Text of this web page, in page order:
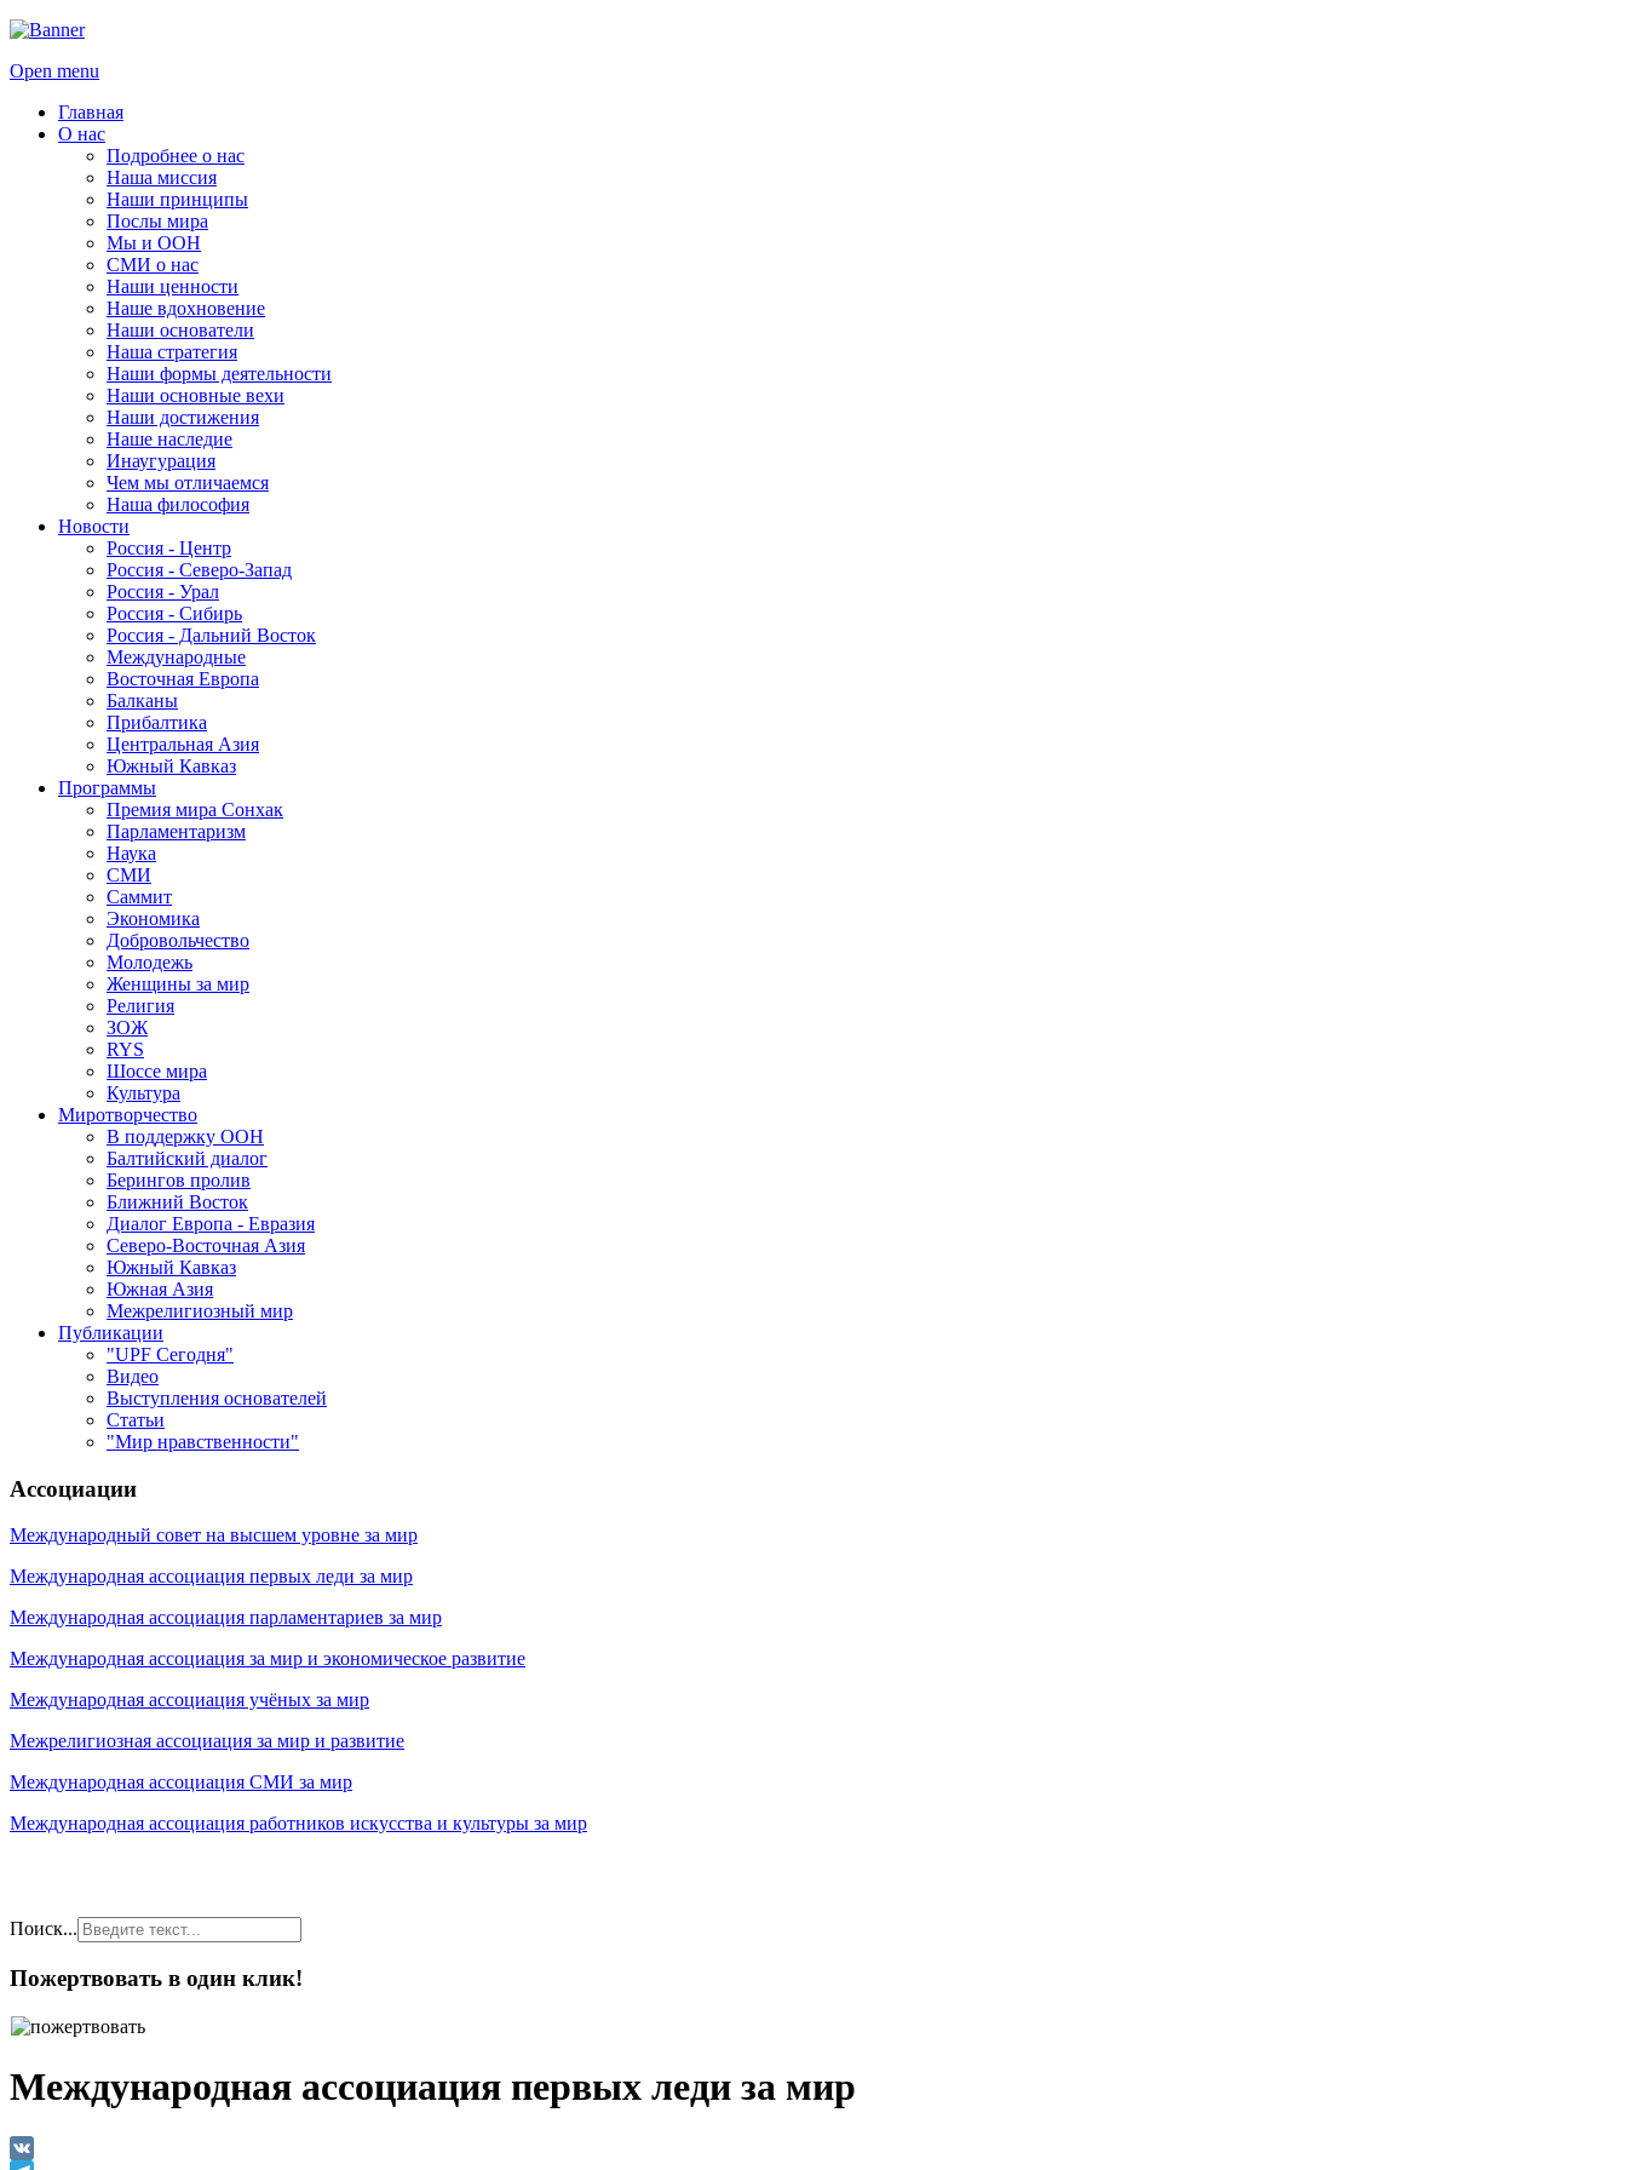
Open menu
Главная
О нас
Подробнее о нас
Наша миссия
Наши принципы
Послы мира
Мы и ООН
СМИ о нас
Наши ценности
Наше вдохновение
Наши основатели
Наша стратегия
Наши формы деятельности
Наши основные вехи
Наши достижения
Наше наследие
Инаугурация
Чем мы отличаемся
Наша философия
Новости
Россия - Центр
Россия - Северо-Запад
Россия - Урал
Россия - Сибирь
Россия - Дальний Восток
Международные
Восточная Европа
Балканы
Прибалтика
Центральная Азия
Южный Кавказ
Программы
Премия мира Сонхак
Парламентаризм
Наука
СМИ
Саммит
Экономика
Добровольчество
Молодежь
Женщины за мир
Религия
ЗОЖ
RYS
Шоссе мира
Культура
Миротворчество
В поддержку ООН
Балтийский диалог
Берингов пролив
Ближний Восток
Диалог Европа - Евразия
Северо-Восточная Азия
Южный Кавказ
Южная Азия
Межрелигиозный мир
Публикации
"UPF Сегодня"
Видео
Выступления основателей
Статьи
"Мир нравственности"
Ассоциации
Международный совет на высшем уровне за мир
Международная ассоциация первых леди за мир
Международная ассоциация парламентариев за мир
Международная ассоциация за мир и экономическое развитие
Международная ассоциация учёных за мир
Межрелигиозная ассоциация за мир и развитие
Международная ассоциация СМИ за мир
Международная ассоциация работников искусства и культуры за мир
Поиск...
Пожертвовать в один клик!
Международная ассоциация первых леди за мир